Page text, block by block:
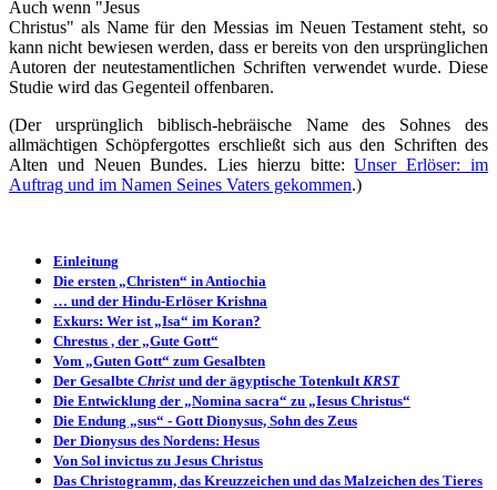
Auch wenn "Jesus
Christus" als Name für den Messias im Neuen Testament steht, so
kann nicht bewiesen werden, dass er bereits von den ursprünglichen
Autoren der neutestamentlichen Schriften verwendet wurde. Diese
Studie wird das Gegenteil offenbaren.
(Der ursprünglich biblisch-hebräische Name des Sohnes des
allmächtigen Schöpfergottes erschließt sich aus den Schriften des
Alten und Neuen Bundes. Lies hierzu bitte:Unser Erlöser: im
Auftrag und im Namen Seines Vaters gekommen.)
Einleitung
Die ersten „Christen“ in Antiochia
… und der Hindu-Erlöser Krishna
Exkurs: Wer ist „Isa“ im Koran?
Chrestus , der „Gute Gott“
Vom „Guten Gott“ zum Gesalbten
Der Gesalbte Christ und der ägyptische Totenkult KRST
Die Entwicklung der „Nomina sacra“ zu „Iesus Christus“
Die Endung „sus“ - Gott Dionysus, Sohn des Zeus
Der Dionysus des Nordens: Hesus
Von Sol invictus zu Jesus Christus
Das Christogramm, das Kreuzzeichen und das Malzeichen des Tieres